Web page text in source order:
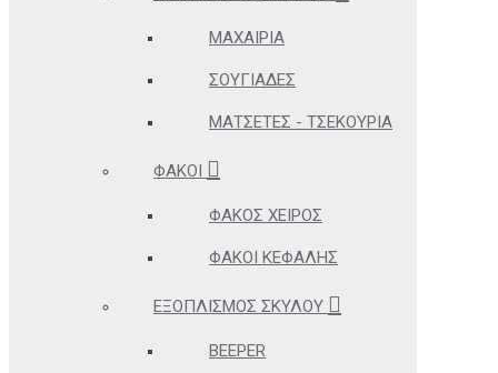
ΜΑΧΑΊΡΙΑ
ΣΟΥΓΙΆΔΕΣ
ΜΑΤΣΈΤΕΣ - ΤΣΕΚΟΎΡΙΑ
ΦΑΚΟΊ
ΦΑΚΌΣ ΧΕΙΡΌΣ
ΦΑΚΟΊ ΚΕΦΑΛΉΣ
ΕΞΟΠΛΙΣΜΌΣ ΣΚΎΛΟΥ
BEEPER